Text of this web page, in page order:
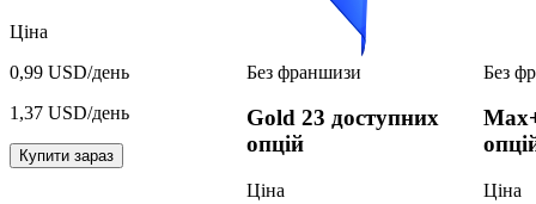
Ціна
0,99 USD/день
1,37 USD/день
Купити зараз
Без франшизи
Gold 23 доступних
опцій
Ціна
Без
Ціна